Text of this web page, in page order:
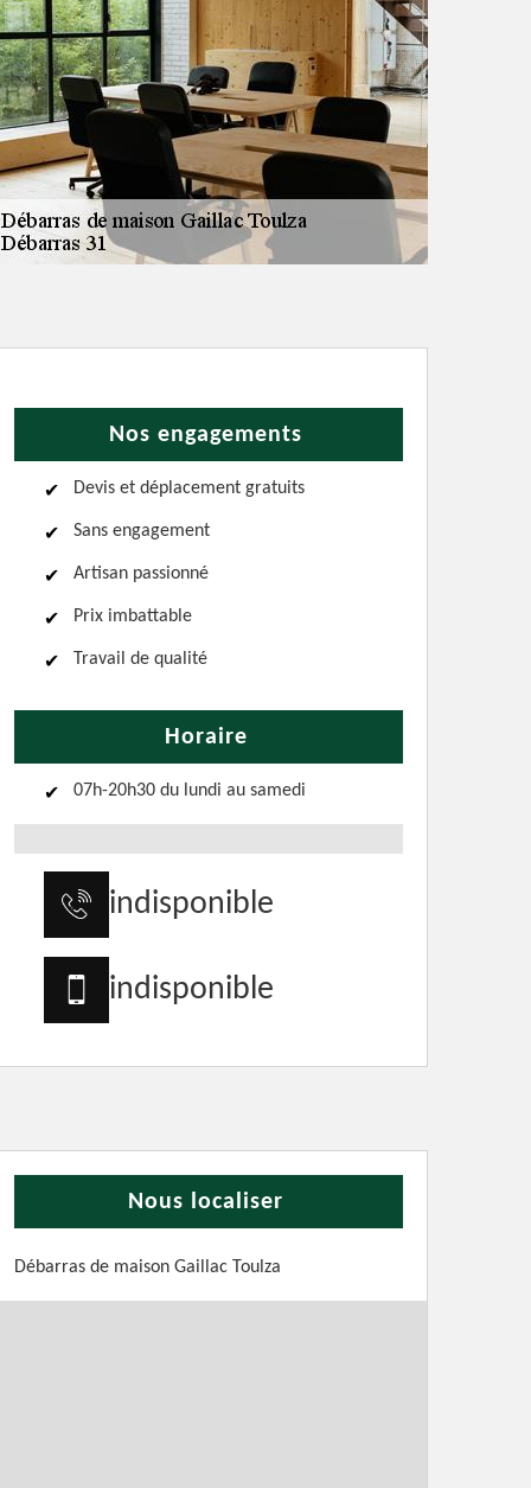
Nos engagements
Devis et déplacement gratuits
Sans engagement
Artisan passionné
Prix imbattable
Travail de qualité
Horaire
07h-20h30 du lundi au samedi
indisponible
indisponible
Nous localiser
Débarras de maison Gaillac Toulza